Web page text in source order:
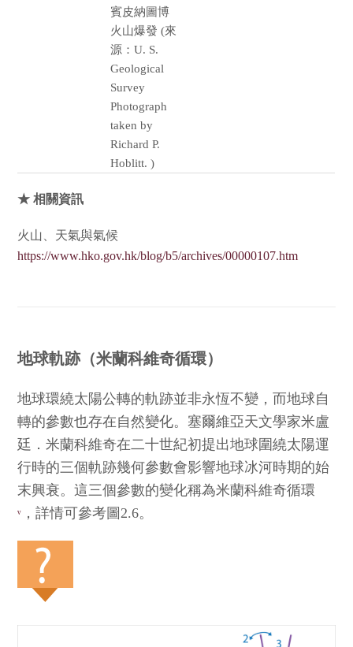
賓皮納圖博
火山爆發 (來
源：U. S.
Geological
Survey
Photograph
taken by
Richard P.
Hoblitt. )
★ 相關資訊
火山、天氣與氣候
https://www.hko.gov.hk/blog/b5/archives/00000107.htm
地球軌跡（米蘭科維奇循環）
地球環繞太陽公轉的軌跡並非永恆不變，而地球自
轉的參數也存在自然變化。塞爾維亞天文學家米盧
廷．米蘭科維奇在二十世紀初提出地球圍繞太陽運
行時的三個軌跡幾何參數會影響地球冰河時期的始
末興衰。這三個參數的變化稱為米蘭科維奇循環
v ，詳情可參考圖2.6。